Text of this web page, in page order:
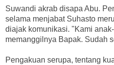
Suwandi akrab disapa Abu.
selama menjabat Suhasto
diajak komunikasi. "Kami
memanggilnya Bapak. Sudah
Pengakuan serupa, tentang